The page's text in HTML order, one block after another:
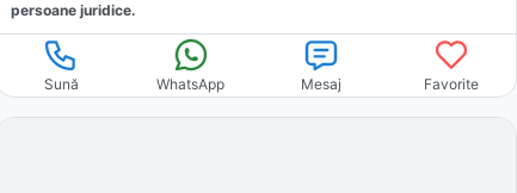
persoane juridice.
Sună WhatsApp Mesaj Favorite